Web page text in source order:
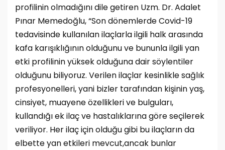
profilinin olmadığını dile getiren Uzm. Dr. Adalet
Pınar Memedoğlu, “Son dönemlerde Covid-19
tedavisinde kullanılan ilaçlarla ilgili halk arasında
kafa karışıklığının olduğunu ve bununla ilgili yan
etki profilinin yüksek olduğuna dair söylentiler
olduğunu biliyoruz. Verilen ilaçlar kesinlikle sağlık
profesyonelleri, yani bizler tarafından kişinin yaş,
cinsiyet, muayene özellikleri ve bulguları,
kullandığı ek ilaç ve hastalıklarına göre seçilerek
veriliyor. Her ilaç için olduğu gibi bu ilaçların da
elbette yan etkileri mevcut,ancak bunlar